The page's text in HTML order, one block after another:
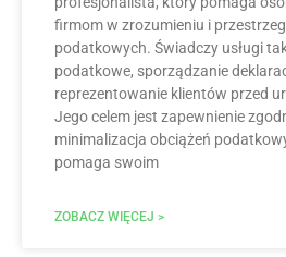
firmom w zrozumieniu i
podatkowych. Świadczy usługi
podatkowe, sporządzanie
reprezentowanie klientów przed
Jego celem jest zapewnienie
minimalizacja obciążeń
pomaga swoim
ZOBACZ WIĘCEJ >